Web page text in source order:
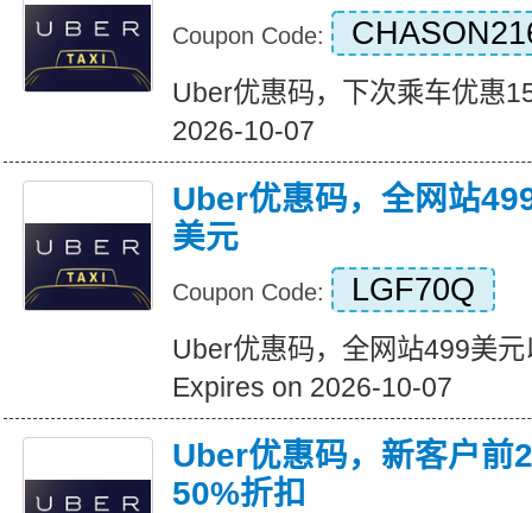
Coupon Code:
Uber优惠码，下次乘车优惠
2026-10-07
Uber优惠码，全网站
美元
Coupon Code: LGF70Q
Uber优惠码，全网站499美
Expires on 2026-10-07
Uber优惠码，新客户前
50%折扣